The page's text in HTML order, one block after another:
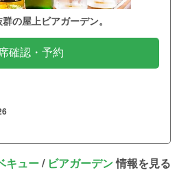
の屋上ビアガーデン。
確認・予約
キュー/ ビアガーデン情報を見る